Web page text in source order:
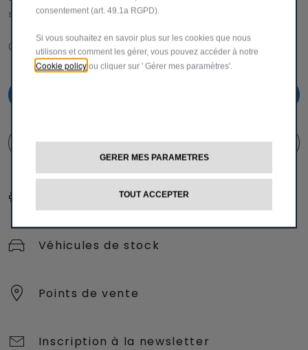
suggestions pour améliorer notre service.
00 800 342 800 00
FORMULAIRE DE CONTACT
Configurer et acheter
Véhicules de stock
Points de vente
Inscription à la newsletter
consentement (art. 49.1a RGPD).
Si vous souhaitez en savoir plus sur les cookies que nous
utilisons et comment les gérer, vous pouvez accéder à notre
Cookie policy ou cliquer sur ' Gérer mes paramètres'.
GERER MES PARAMETRES
TOUT ACCEPTER